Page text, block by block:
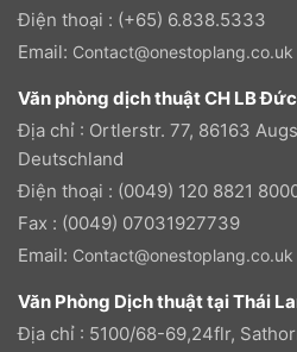
Điện thoại : (+65) 6.838.5333
Email: Contact@onestoplang.co.uk
Văn phòng dịch thuật CH LB Đức
Địa chỉ : Ortlerstr. 77, 86163
Deutschland
Điện thoại : (0049) 120 8821
Fax : (0049) 07031927739
Email: Contact@onestoplang.co.uk
Văn Phòng Dịch thuật tại Thái
Địa chỉ : 5100/68-69,24flr,